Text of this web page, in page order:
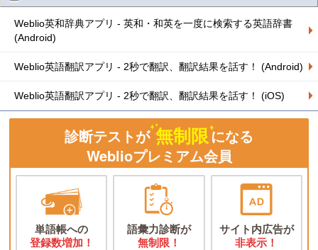
Weblio英和辞典アプリ - 英和・和英を一度に検索する英語辞書
(Android)
Weblio英語翻訳アプリ - 2秒で翻訳、翻訳結果を話す！ (Android)
Weblio英語翻訳アプリ - 2秒で翻訳、翻訳結果を話す！ (iOS)
診断テストが 無制限になる
Weblioプレミアム会員
単語帳への
登録数増加！
語彙力診断が
無制限！
サイト内広告が
非表示！